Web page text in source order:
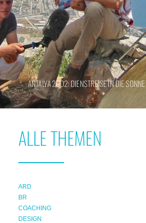
ANTALYA 2002: DIENSTREISE IN DIE SONNE
ALLE THEMEN
ARD
BR
COACHING
DESIGN